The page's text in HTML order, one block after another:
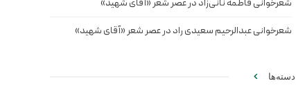
شعرخوانی فاطمه نانی‌زاد در عصر شعر «آقای شهید»
شعرخوانی عبدالرحیم سعیدی راد در عصر شعر «آقای شهید»
دسته‌ها